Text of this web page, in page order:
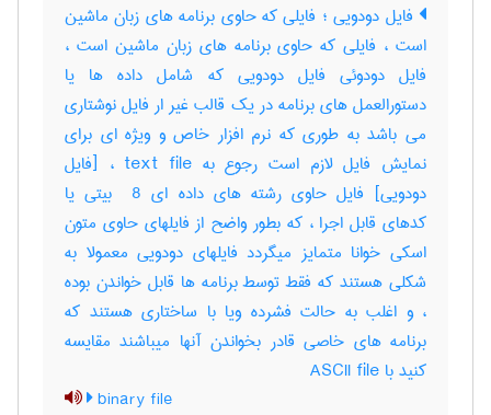
فایل دودویی ؛ فایلی که حاوی برنامه های زبان ماشین
است ، فایلی که حاوی برنامه های زبان ماشین است ،
فایل دودوئی فایل دودویی که شامل داده ها یا
دستورالعمل های برنامه در یک قالب غیر ار فایل نوشتاری
می باشد به طوری که نرم افزار خاص و ویژه ای برای
نمایش فایل لازم است رجوع به text file ، [فایل
دودویی] فایل حاوی رشته های داده ای ‎ 8 بیتی یا
کدهای قابل اجرا ، که بطور واضح از فایلهای حاوی متون
اسکی خوانا متمایز میگردد فایلهای دودویی معمولا به
شکلی هستند که فقط توسط برنامه ها قابل خواندن بوده
، و اغلب به حالت فشرده ویا با ساختاری هستند که
برنامه های خاصی قادر بخواندن آنها میباشند مقایسه
کنید با ‎ ASCII file
binary file